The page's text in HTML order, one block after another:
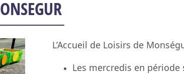
L’Accueil de Loisirs de
Les mercredis en période